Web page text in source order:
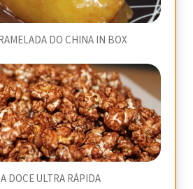
DO CHINA IN BOX
DOCE ULTRA RÁPIDA